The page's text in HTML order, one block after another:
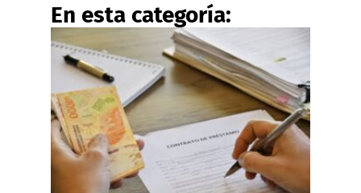
En esta categoría: